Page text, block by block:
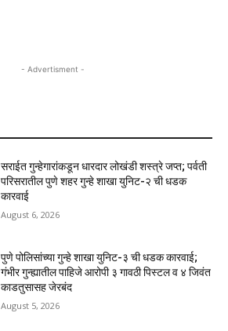
- Advertisment -
सराईत गुन्हेगारांकडून धारदार लोखंडी शस्त्रे जप्त; पर्वती
परिसरातील पुणे शहर गुन्हे शाखा युनिट-२ ची धडक
कारवाई
August 6, 2026
पुणे पोलिसांच्या गुन्हे शाखा युनिट-३ ची धडक कारवाई;
गंभीर गुन्ह्यातील पाहिजे आरोपी ३ गावठी पिस्टल व ४ जिवंत
काडतुसासह जेरबंद
August 5, 2026